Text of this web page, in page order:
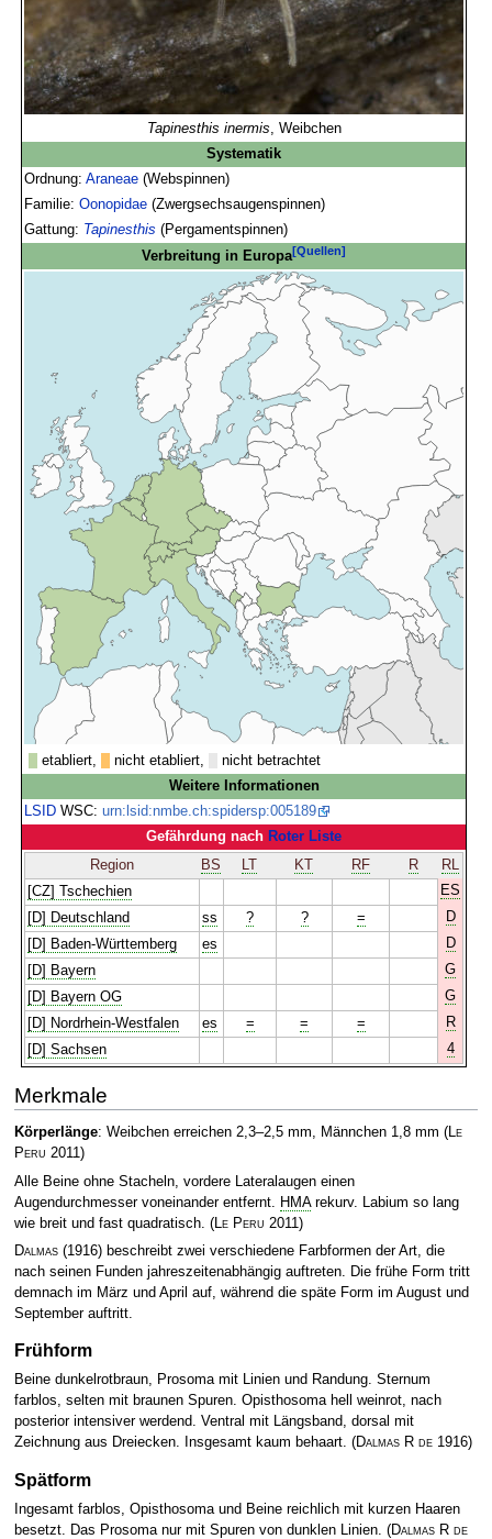
Tapinesthis inermis , Weibchen
Systematik
Ordnung:Araneae (Webspinnen)
Familie:Oonopidae (Zwergsechsaugenspinnen)
Gattung: Tapinesthis (Pergamentspinnen)
Verbreitung in Europa[Quellen]
etabliert, nicht etabliert,
nicht betrachtet
Weitere Informationen
LSID WSC:urn:lsid:nmbe.ch:spidersp:005189
Gefährdung nach Roter Liste
Region
BS LT KT RF R
RL
[CZ] Tschechien
ES
[D] Deutschland
ss ? ? =
D
[D] Baden-Württemberg
es
D
[D] Bayern
G
[D] Bayern OG
G
[D] Nordrhein-Westfalen
es = = =
R
[D] Sachsen
4
Merkmale
Körperlänge: Weibchen erreichen 2,3–2,5 mm, Männchen 1,8 mm (Le
Peru 2011)
Alle Beine ohne Stacheln, vordere Lateralaugen einen
Augendurchmesser voneinander entfernt.
HMArekurv. Labium so lang
wie breit und fast quadratisch. (Le Peru 2011)
Dalmas(1916) beschreibt zwei verschiedene Farbformen der Art, die
nach seinen Funden jahreszeitenabhängig auftreten. Die frühe Form tritt
demnach im März und April auf, während die späte Form im August und
September auftritt.
Frühform
Beine dunkelrotbraun, Prosoma mit Linien und Randung. Sternum
farblos, selten mit braunen Spuren. Opisthosoma hell weinrot, nach
posterior intensiver werdend. Ventral mit Längsband, dorsal mit
Zeichnung aus Dreiecken. Insgesamt kaum behaart. (Dalmas R de1916)
Spätform
Ingesamt farblos, Opisthosoma und Beine reichlich mit kurzen Haaren
besetzt. Das Prosoma nur mit Spuren von dunklen Linien. (Dalmas R de